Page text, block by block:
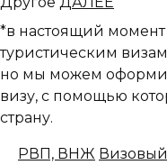
*в настоящий момент
туристическим
но мы можем
визу, с помощью
страну.
РВП, ВНЖ